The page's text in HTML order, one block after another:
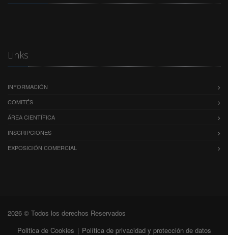
Links
INFORMACIÓN
COMITÉS
ÁREA CIENTÍFICA
INSCRIPCIONES
EXPOSICIÓN COMERCIAL
2026 © Todos los derechos Reservados
Politica de Cookies | Política de privacidad y protección de datos